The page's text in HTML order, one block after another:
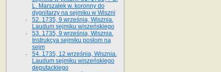
L. Marszałek w. koronny do
dygnitarzy na sejmiku w Wiszni
52. 1735, 9 września, Wisznia.
Laudum sejmiku wiszeńskiego
53. 1735, 9 września, Wisznia.
Instrukcya sejmiku posłom na
sejm
54. 1735, 12 września, Wisznia.
Laudum sejmiku wiszeńskiego
deputackiego